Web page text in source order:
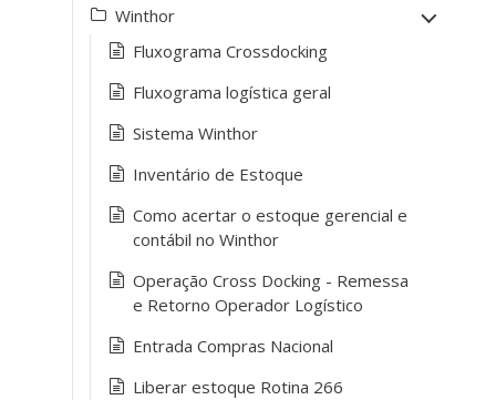
Winthor
Fluxograma Crossdocking
Fluxograma logística geral
Sistema Winthor
Inventário de Estoque
Como acertar o estoque gerencial e
contábil no Winthor
Operação Cross Docking - Remessa
e Retorno Operador Logístico
Entrada Compras Nacional
Liberar estoque Rotina 266